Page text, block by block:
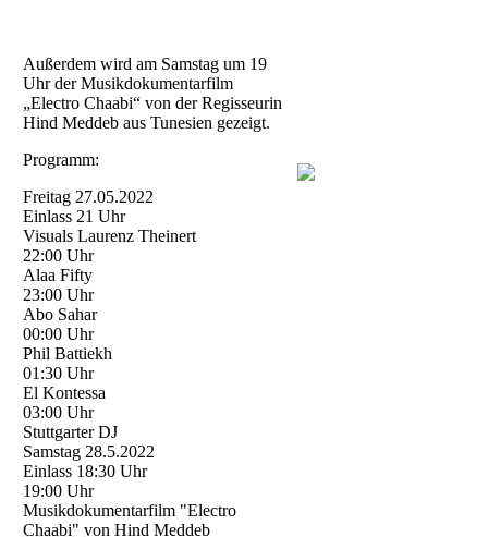
Außerdem wird am Samstag um 19
Uhr der Musikdokumentarfilm
„Electro Chaabi“ von der Regisseurin
Hind Meddeb aus Tunesien gezeigt.
Programm:
Freitag 27.05.2022
Einlass 21 Uhr
Visuals Laurenz Theinert
22:00 Uhr
Alaa Fifty
23:00 Uhr
Abo Sahar
00:00 Uhr
Phil Battiekh
01:30 Uhr
El Kontessa
03:00 Uhr
Stuttgarter DJ
Samstag 28.5.2022
Einlass 18:30 Uhr
19:00 Uhr
Musikdokumentarfilm "Electro
Chaabi" von Hind Meddeb